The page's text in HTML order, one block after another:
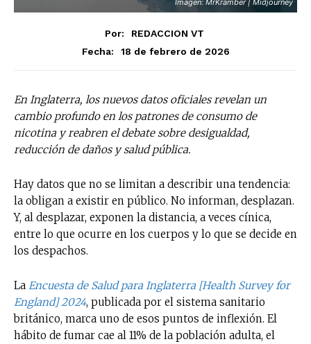
Imagen: MrKramber | Midjourney
Por:
REDACCION VT
Fecha:
18 de febrero de 2026
En Inglaterra, los nuevos datos oficiales revelan un
cambio profundo en los patrones de consumo de
nicotina y reabren el debate sobre desigualdad,
reducción de daños y salud pública.
Hay datos que no se limitan a describir una tendencia:
la obligan a existir en público. No informan, desplazan.
Y, al desplazar, exponen la distancia, a veces cínica,
entre lo que ocurre en los cuerpos y lo que se decide en
los despachos.
La Encuesta de Salud para Inglaterra [Health Survey for
England] 2024, publicada por el sistema sanitario
británico, marca uno de esos puntos de inflexión. El
hábito de fumar cae al 11% de la población adulta, el